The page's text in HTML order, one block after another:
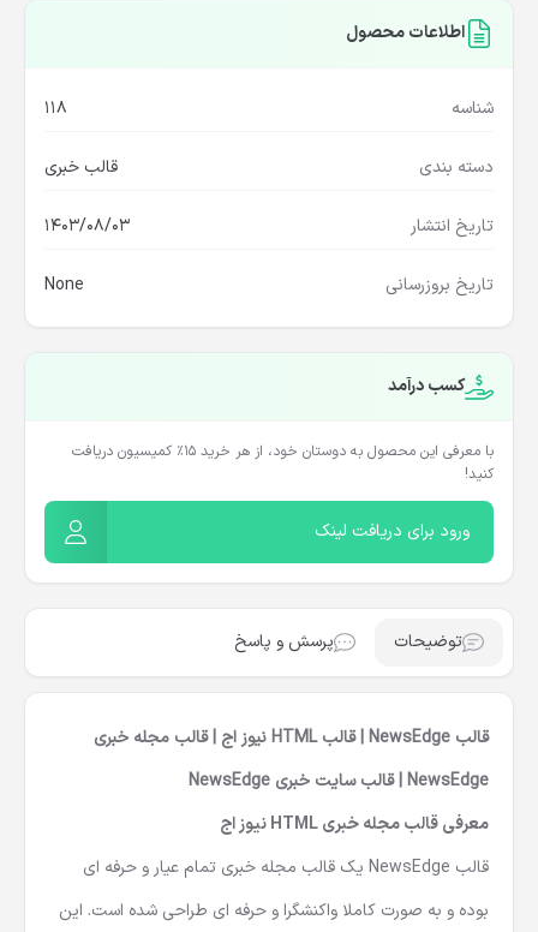
اطلاعات محصول
شناسه 118
دسته بندی قالب خبری
تاریخ انتشار 1403/08/03
تاریخ بروزرسانی None
کسب درآمد
با معرفی این محصول به دوستان خود، از هر خرید ۱۵٪ کمیسیون دریافت
کنید!
ورود برای دریافت لینک
توضیحات پرسش و پاسخ
قالب NewsEdge | قالب HTML نیوز اج | قالب مجله خبری
NewsEdge | قالب سایت خبری NewsEdge
معرفیقالب مجله خبری HTML نیوز اج
قالب NewsEdge یک قالب مجله خبری تمام عیار و حرفه ای
بوده و به صورت کاملا واکنشگرا و حرفه ای طراحی شده است. این